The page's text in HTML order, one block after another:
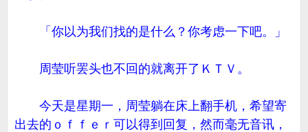
「你以为我们找的是什么？你考虑一下吧。」
周莹听罢头也不回的就离开了ＫＴＶ。
今天是星期一，周莹躺在床上翻手机，希望寄
出去的ｏｆｆｅｒ可以得到回复，然而毫无音讯，